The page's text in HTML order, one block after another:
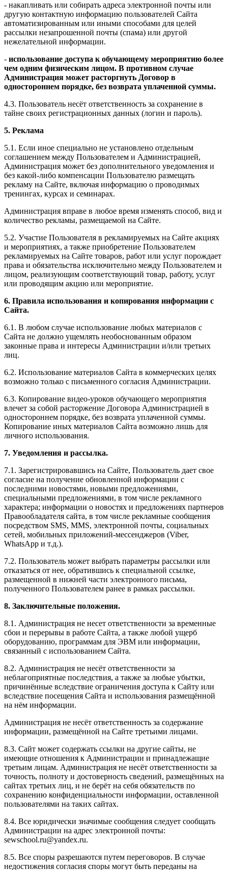
- накапливать или собирать адреса электронной почты или
другую контактную информацию пользователей Сайта
автоматизированным или иными способами для целей
рассылки незапрошенной почты (спама) или другой
нежелательной информации.
- использование доступа к обучающему мероприятию более
чем одним физическим лицом. В противном случае
Администрация может расторгнуть Договор в
одностороннем порядке, без возврата уплаченной суммы.
4.3. Пользователь несёт ответственность за сохранение в
тайне своих регистрационных данных (логин и пароль).
5. Реклама
5.1. Если иное специально не установлено отдельным
соглашением между Пользователем и Администрацией,
Администрация может без дополнительного уведомления и
без какой-либо компенсации Пользователю размещать
рекламу на Сайте, включая информацию о проводимых
тренингах, курсах и семинарах.
Администрация вправе в любое время изменять способ, вид и
количество рекламы, размещаемой на Сайте.
5.2. Участие Пользователя в рекламируемых на Сайте акциях
и мероприятиях, а также приобретение Пользователем
рекламируемых на Сайте товаров, работ или услуг порождает
права и обязательства исключительно между Пользователем и
лицом, реализующим соответствующий товар, работу, услуг
или проводящим акцию или мероприятие.
6. Правила использования и копирования информации с
Сайта.
6.1. В любом случае использование любых материалов с
Сайта не должно ущемлять необоснованным образом
законные права и интересы Администрации и/или третьих
лиц.
6.2. Использование материалов Сайта в коммерческих целях
возможно только с письменного согласия Администрации.
6.3. Копирование видео-уроков обучающего мероприятия
влечет за собой расторжение Договора Администрацией в
одностороннем порядке, без возврата уплаченной суммы.
Копирование иных материалов Сайта возможно лишь для
личного использования.
7. Уведомления и рассылка.
7.1. Зарегистрировавшись на Сайте, Пользователь дает свое
согласие на получение обновленной информации с
последними новостями, новыми предложениями,
специальными предложениями, в том числе рекламного
характера; информации о новостях и предложениях партнеров
Правообладателя сайта, в том числе рекламные сообщения
посредством SMS, MMS, электронной почты, социальных
сетей, мобильных приложений-мессенджеров (Viber,
WhatsApp и т.д.).
7.2. Пользователь может выбрать параметры рассылки или
отказаться от нее, обратившись к специальной ссылке,
размещенной в нижней части электронного письма,
полученного Пользователем ранее в рамках рассылки.
8. Заключительные положения.
8.1. Администрация не несет ответственности за временные
сбои и перерывы в работе Сайта, а также любой ущерб
оборудованию, программам для ЭВМ или информации,
связанный с использованием Сайта.
8.2. Администрация не несёт ответственности за
неблагоприятные последствия, а также за любые убытки,
причинённые вследствие ограничения доступа к Сайту или
вследствие посещения Сайта и использования размещённой
на нём информации.
Администрация не несёт ответственность за содержание
информации, размещённой на Сайте третьими лицами.
8.3. Сайт может содержать ссылки на другие сайты, не
имеющие отношения к Администрации и принадлежащие
третьим лицам. Администрация не несёт ответственности за
точность, полноту и достоверность сведений, размещённых на
сайтах третьих лиц, и не берёт на себя обязательств по
сохранению конфиденциальности информации, оставленной
пользователями на таких сайтах.
8.4. Все юридически значимые сообщения следует сообщать
Администрации на адрес электронной почты:
sewschool.ru@yandex.ru.
8.5. Все споры разрешаются путем переговоров. В случае
недостижения согласия споры могут быть переданы на